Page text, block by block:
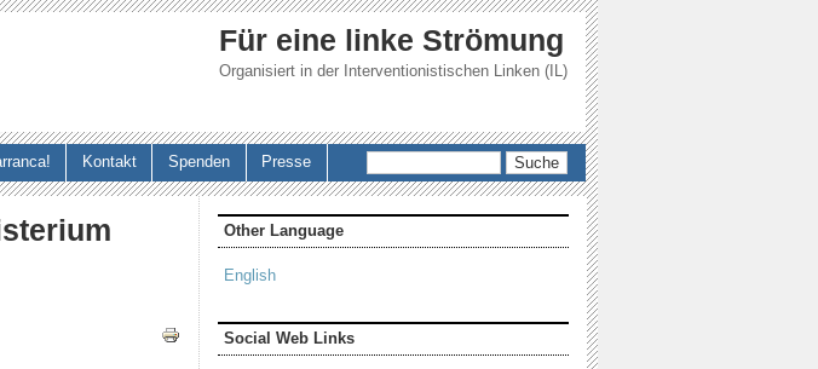
Für eine linke Strömung
Organisiert in der Interventionistischen Linken (IL)
Kontakt Spenden Presse
Other Language
English
Social Web Links